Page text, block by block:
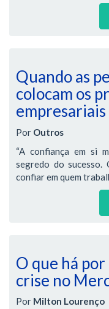
Quando as
colocam os
Por Outros
“A confiança em si
segredo do sucesso.
confiar em quem
O que há
crise no
Por Milton Lourenço